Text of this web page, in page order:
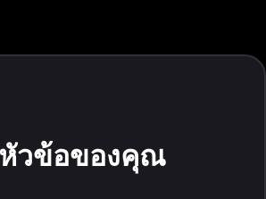
วข้อของคุณ